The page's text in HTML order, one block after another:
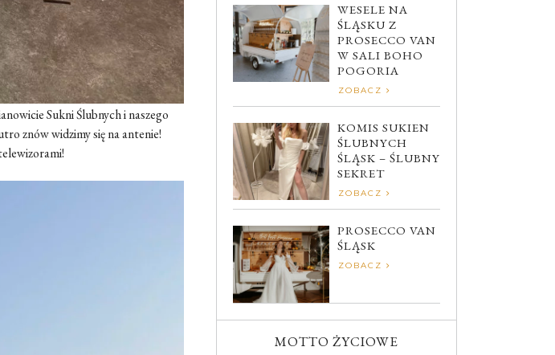
Sukni Ślubnych i naszego
znów widzimy się na antenie!
WESELE NA
ŚLĄSKU Z
PROSECCO VAN
W SALI BOHO
POGORIA
ZOBACZ
KOMIS SUKIEN
ŚLUBNYCH
ŚLĄSK – ŚLUBNY
SEKRET
ZOBACZ
PROSECCO VAN
ŚLĄSK
ZOBACZ
MOTTO ŻYCIOWE